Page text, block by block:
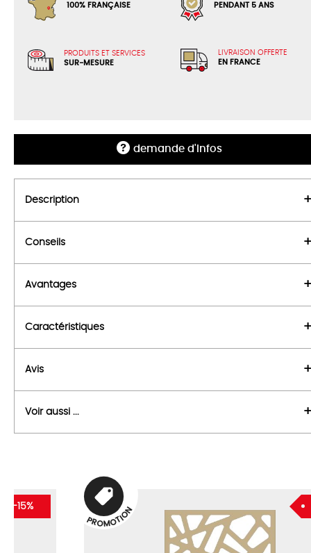
100% FRANÇAISE
PENDANT 5 ANS
PRODUITS ET SERVICES
SUR-MESURE
LIVRAISON OFFERTE
EN FRANCE
demande d'infos
Description
Conseils
Avantages
Caractéristiques
Avis
Voir aussi ...
-15%
PROMOTI
O
N